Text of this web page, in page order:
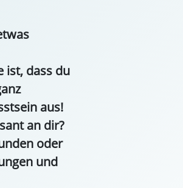
ist, dass du
aus!
an dir?
oder
und